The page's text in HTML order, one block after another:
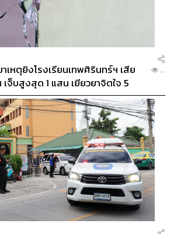
เหตุยิงโรงเรียนเทพศิรินทร์ฯ เสีย
จ็บสูงสุด 1 แสน เยียวยาจิตใจ 5
...